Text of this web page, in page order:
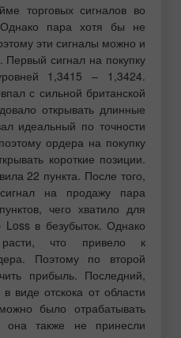
торговых сигналов во
пара хотя бы не
эти сигналы можно и
Первый сигнал на покупку
1,3415 – 1,3424.
с сильной британской
открывать длинные
идеальный по точности
ордера на покупку
короткие позиции.
22 пункта. После того,
на продажу пара
чего хватило для
в безубыток. Однако
что привело к
Поэтому по второй
прибыль. Последний,
виде отскока от области
было отрабатывать
она также не принесли